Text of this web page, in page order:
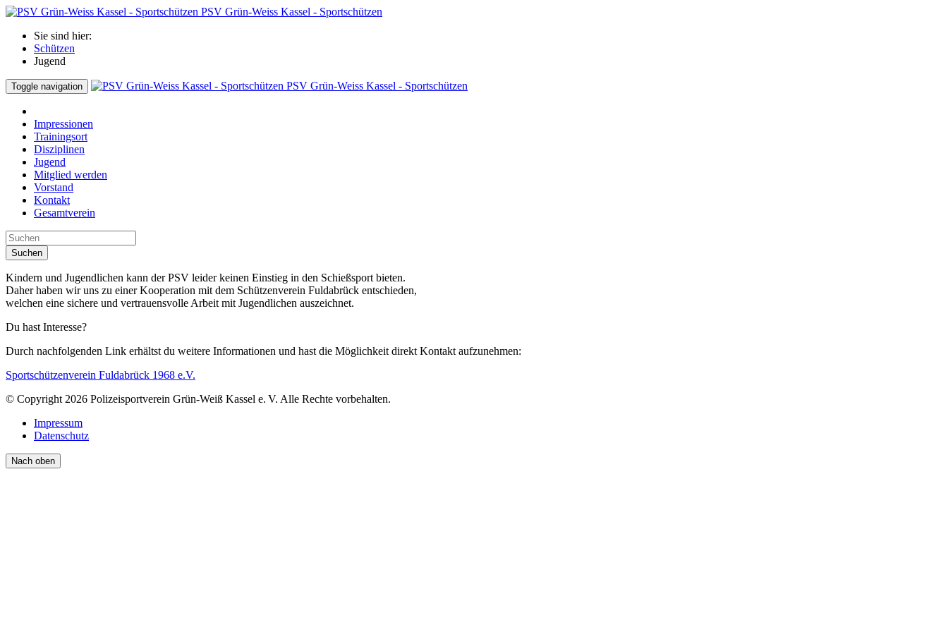
PSV Grün-Weiss Kassel - Sportschützen
Sie sind hier:
Schützen
Jugend
Toggle navigation PSV Grün-Weiss Kassel - Sportschützen
Impressionen
Trainingsort
Disziplinen
Jugend
Mitglied werden
Vorstand
Kontakt
Gesamtverein
Suchen
Kindern und Jugendlichen kann der PSV leider keinen Einstieg in den Schießsport bieten.
Daher haben wir uns zu einer Kooperation mit dem Schützenverein Fuldabrück entschieden,
welchen eine sichere und vertrauensvolle Arbeit mit Jugendlichen auszeichnet.
Du hast Interesse?
Durch nachfolgenden Link erhältst du weitere Informationen und hast die Möglichkeit direkt Kontakt aufzunehmen:
Sportschützenverein Fuldabrück 1968 e.V.
© Copyright 2026 Polizeisportverein Grün-Weiß Kassel e. V. Alle Rechte vorbehalten.
Impressum
Datenschutz
Nach oben